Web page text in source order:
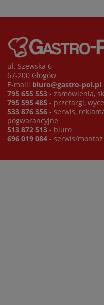
ul. Szewska 6
67-200 Głogów
E-mail: biuro@gastro-pol.pl
795 655 553 - zamówienia,
795 595 485 - przetargi,
533 876 356 - serwis,
pogwarancyjne
513 872 513 - biuro
696 019 084 - serwis/montaż